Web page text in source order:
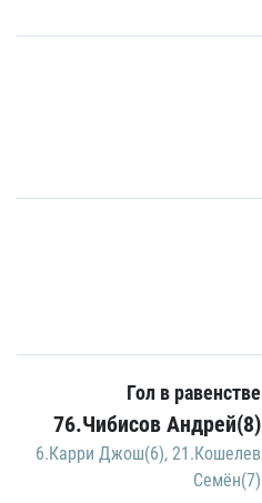
Гол в равенстве
76.Чибисов Андрей(8)
6.Карри Джош(6), 21.Кошелев
Семён(7)